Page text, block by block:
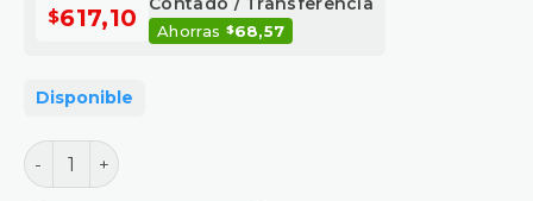
$617,10 Ahorras $68,57
Disponible
LIJA AL AGUA 230x280 GRANO 100 cantidad